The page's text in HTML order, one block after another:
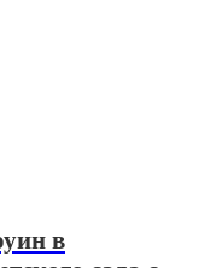
в